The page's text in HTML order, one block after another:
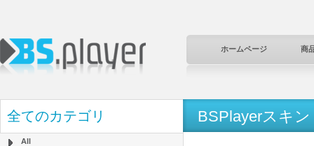
ホームページ 商
全てのカテゴリ
All
BSPlayerスキン